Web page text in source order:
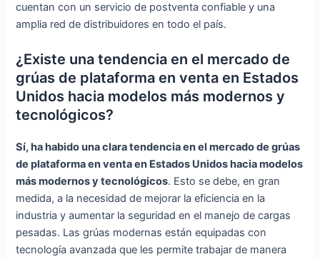
cuentan con un servicio de postventa confiable y una
amplia red de distribuidores en todo el país.
¿Existe una tendencia en el mercado de
grúas de plataforma en venta en Estados
Unidos hacia modelos más modernos y
tecnológicos?
Sí, ha habido una clara tendencia en el mercado de grúas
de plataforma en venta en Estados Unidos hacia modelos
más modernos y tecnológicos. Esto se debe, en gran
medida, a la necesidad de mejorar la eficiencia en la
industria y aumentar la seguridad en el manejo de cargas
pesadas. Las grúas modernas están equipadas con
tecnología avanzada que les permite trabajar de manera